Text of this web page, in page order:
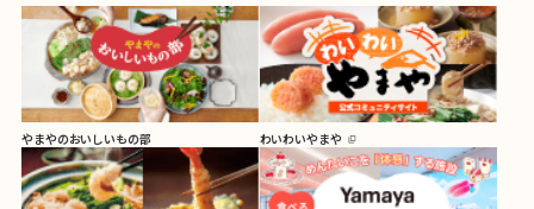
やまやのおいしいもの部 わいわいやまや